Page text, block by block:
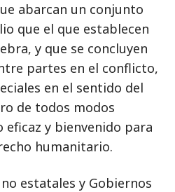
abarcan un conjunto
que el que establecen
y que se concluyen
partes en el conflicto,
en el sentido del
de todos modos
eficaz y bienvenido para
humanitario.
estatales y Gobiernos